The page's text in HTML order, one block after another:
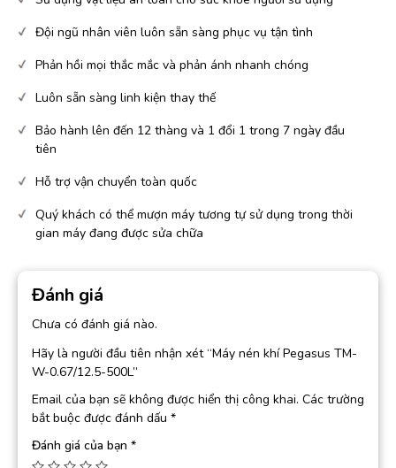
Đội ngũ nhân viên luôn sẵn sàng phục vụ tận tình
Phản hồi mọi thắc mắc và phản ánh nhanh chóng
Luôn sẵn sàng linh kiện thay thế
Bảo hành lên đến 12 thàng và 1 đổi 1 trong 7 ngày đầu
tiên
Hỗ trợ vận chuyển toàn quốc
Quý khách có thể mượn máy tương tự sử dụng trong thời
gian máy đang được sửa chữa
Đánh giá
Chưa có đánh giá nào.
Hãy là người đầu tiên nhận xét “Máy nén khí Pegasus TM-
W-0.67/12.5-500L”
Email của bạn sẽ không được hiển thị công khai. Các trường
bắt buộc được đánh dấu *
Đánh giá của bạn *